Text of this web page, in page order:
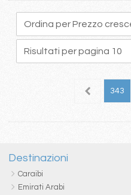
342 343
Destinazioni
Caraibi
Emirati Arabi